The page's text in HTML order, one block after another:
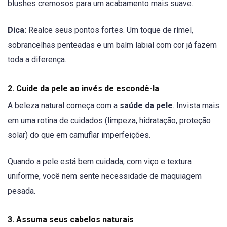
blushes cremosos para um acabamento mais suave.
Dica: Realce seus pontos fortes. Um toque de rímel,
sobrancelhas penteadas e um balm labial com cor já fazem
toda a diferença.
2. Cuide da pele ao invés de escondê-la
A beleza natural começa com a saúde da pele. Invista mais
em uma rotina de cuidados (limpeza, hidratação, proteção
solar) do que em camuflar imperfeições.
Quando a pele está bem cuidada, com viço e textura
uniforme, você nem sente necessidade de maquiagem
pesada.
3. Assuma seus cabelos naturais